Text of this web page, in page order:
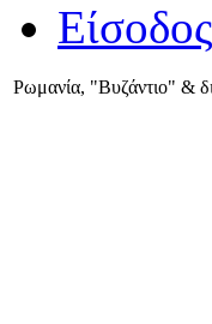
Είσοδος
Ρωμανία, "Βυζάντιο" &